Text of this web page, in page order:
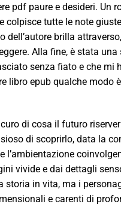
pdf paure e desideri. Un
colpisce tutte le note
dell’autore brilla
Alla fine, è stata
senza fiato e che mi
libro epub qualche modo
di cosa il futuro
di scoprirlo, data la
l’ambientazione
vivide e dai dettagli
storia in vita, ma i
e carenti di